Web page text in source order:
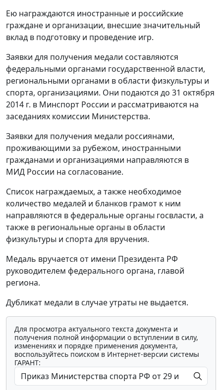
Ею награждаются иностранные и российские
граждане и организации, внесшие значительный
вклад в подготовку и проведение игр.
Заявки для получения медали составляются
федеральными органами государственной власти,
региональными органами в области физкультуры и
спорта, организациями. Они подаются до 31 октября
2014 г. в Минспорт России и рассматриваются на
заседаниях комиссии Министерства.
Заявки для получения медали россиянами,
проживающими за рубежом, иностранными
гражданами и организациями направляются в
МИД России на согласование.
Список награждаемых, а также необходимое
количество медалей и бланков грамот к ним
направляются в федеральные органы госвласти, а
также в региональные органы в области
физкультуры и спорта для вручения.
Медаль вручается от имени Президента РФ
руководителем федерального органа, главой
региона.
Дубликат медали в случае утраты не выдается.
Для просмотра актуального текста документа и
получения полной информации о вступлении в силу,
изменениях и порядке применения документа,
воспользуйтесь поиском в Интернет-версии системы
ГАРАНТ: